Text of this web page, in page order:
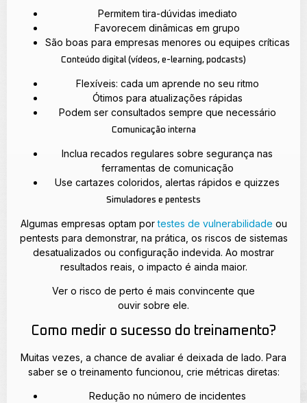
Permitem tira-dúvidas imediato
Favorecem dinâmicas em grupo
São boas para empresas menores ou equipes críticas
Conteúdo digital (vídeos, e-learning, podcasts)
Flexíveis: cada um aprende no seu ritmo
Ótimos para atualizações rápidas
Podem ser consultados sempre que necessário
Comunicação interna
Inclua recados regulares sobre segurança nas
ferramentas de comunicação
Use cartazes coloridos, alertas rápidos e quizzes
Simuladores e pentests
Algumas empresas optam portestes de vulnerabilidade ou
pentests para demonstrar, na prática, os riscos de sistemas
desatualizados ou configuração indevida. Ao mostrar
resultados reais, o impacto é ainda maior.
Ver o risco de perto é mais convincente que
ouvir sobre ele.
Como medir o sucesso do treinamento?
Muitas vezes, a chance de avaliar é deixada de lado. Para
saber se o treinamento funcionou, crie métricas diretas:
Redução no número de incidentes